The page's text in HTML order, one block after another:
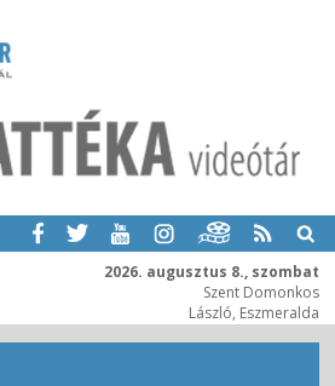
2026. augusztus 8., szombat
Szent Domonkos
László, Eszmeralda